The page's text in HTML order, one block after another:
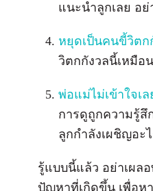
แนะนำลูกเลย อ
หยุดเป็นคนขี้วิตก
วิตกกังวลนี้เหมือ
พ่อแม่ไม่เข้าใจเ
การดูถูกความรู้สึ
ลูกกำลังเผชิญอะ
รู้แบบนี้แล้ว อย่าเผล
ปัญหาที่เกิดขึ้น เพื่อห